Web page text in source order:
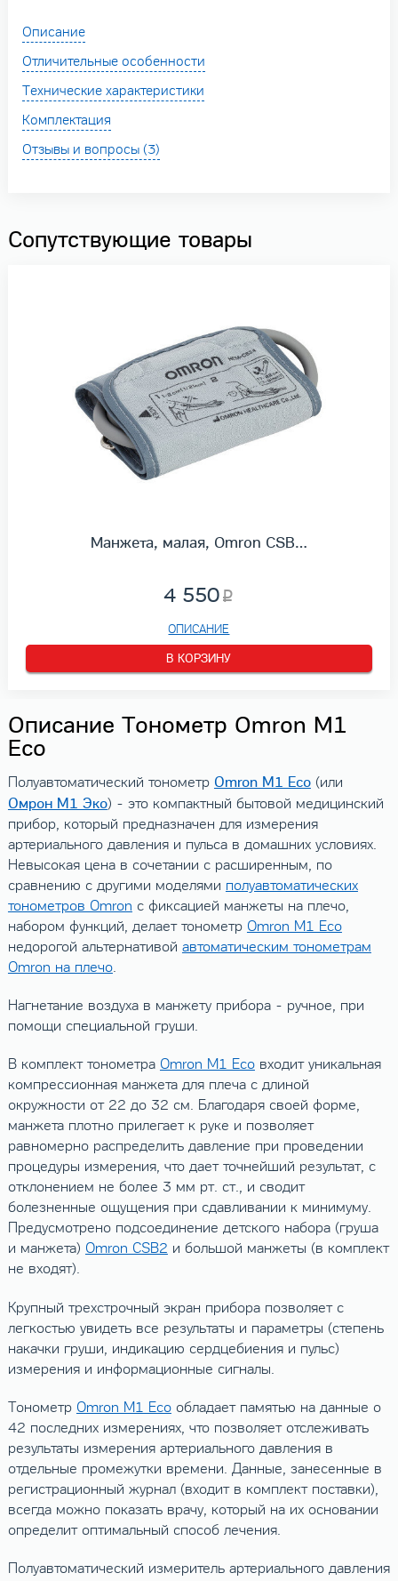
Описание
Отличительные особенности
Технические характеристики
Комплектация
Отзывы и вопросы (3)
Сопутствующие товары
Манжета, малая, Omron CSB…
4 550
ОПИСАНИЕ
В КОРЗИНУ
Описание Тонометр Omron M1
Eco
Полуавтоматический тонометр Omron M1 Eco(или
Омрон М1 Эко) - это компактный бытовой медицинский
прибор, который предназначен для измерения
артериального давления и пульса в домашних условиях.
Невысокая цена в сочетании с расширенным, по
сравнению с другими моделями полуавтоматических
тонометров Omron с фиксацией манжеты на плечо,
набором функций, делает тонометр Omron M1 Eco
недорогой альтернативой автоматическим тонометрам
Omron на плечо.
Нагнетание воздуха в манжету прибора - ручное, при
помощи специальной груши.
В комплект тонометра Omron M1 Ecoвходит уникальная
компрессионная манжета для плеча с длиной
окружности от 22 до 32 см. Благодаря своей форме,
манжета плотно прилегает к руке и позволяет
равномерно распределить давление при проведении
процедуры измерения, что дает точнейший результат, с
отклонением не более 3 мм рт. ст., и сводит
болезненные ощущения при сдавливании к минимуму.
Предусмотрено подсоединение детского набора (груша
и манжета) Omron CSB2 и большой манжеты (в комплект
не входят).
Крупный трехстрочный экран прибора позволяет с
легкостью увидеть все результаты и параметры (степень
накачки груши, индикацию сердцебиения и пульс)
измерения и информационные сигналы.
Тонометр Omron M1 Ecoобладает памятью на данные о
42 последних измерениях, что позволяет отслеживать
результаты измерения артериального давления в
отдельные промежутки времени. Данные, занесенные в
регистрационный журнал (входит в комплект поставки),
всегда можно показать врачу, который на их основании
определит оптимальный способ лечения.
Полуавтоматический измеритель артериального давления